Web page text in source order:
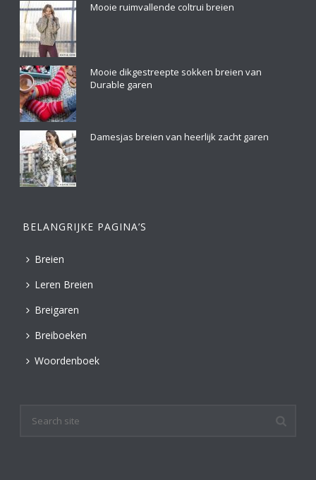
Mooie ruimvallende coltrui breien
Mooie dikgestreepte sokken breien van
Durable garen
Damesjas breien van heerlijk zacht garen
BELANGRIJKE PAGINA’S
Breien
Leren Breien
Breigaren
Breiboeken
Woordenboek